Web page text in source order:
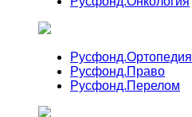
Русфонд.Ортопедия
Русфонд.Право
Русфонд.Перелом